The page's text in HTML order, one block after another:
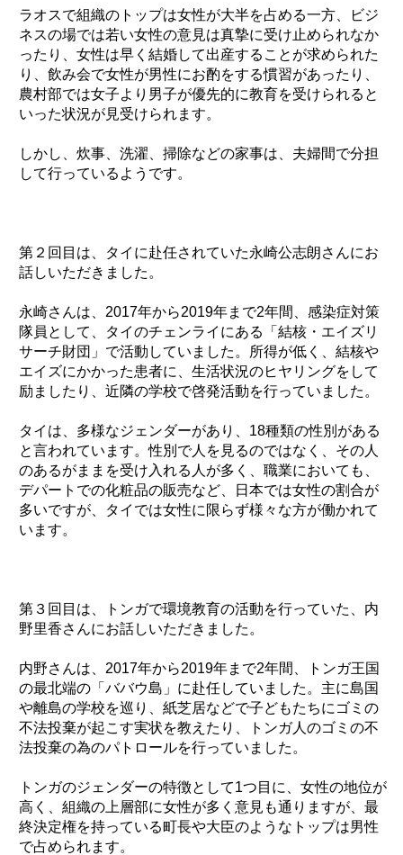
ラオスで組織のトップは女性が大半を占める一方、ビジ
ネスの場では若い女性の意見は真摯に受け止められなか
ったり、女性は早く結婚して出産することが求められた
り、飲み会で女性が男性にお酌をする慣習があったり、
農村部では女子より男子が優先的に教育を受けられると
いった状況が見受けられます。
しかし、炊事、洗濯、掃除などの家事は、夫婦間で分担
して行っているようです。
第２回目は、タイに赴任されていた永崎公志朗さんにお
話しいただきました。
永崎さんは、2017年から2019年まで2年間、感染症対策
隊員として、タイのチェンライにある「結核・エイズリ
サーチ財団」で活動していました。所得が低く、結核や
エイズにかかった患者に、生活状況のヒヤリングをして
励ましたり、近隣の学校で啓発活動を行っていました。
タイは、多様なジェンダーがあり、18種類の性別がある
と言われています。性別で人を見るのではなく、その人
のあるがままを受け入れる人が多く、職業においても、
デパートでの化粧品の販売など、日本では女性の割合が
多いですが、タイでは女性に限らず様々な方が働かれて
います。
第３回目は、トンガで環境教育の活動を行っていた、内
野里香さんにお話しいただきました。
内野さんは、2017年から2019年まで2年間、トンガ王国
の最北端の「ババウ島」に赴任していました。主に島国
や離島の学校を巡り、紙芝居などで子どもたちにゴミの
不法投棄が起こす実状を教えたり、トンガ人のゴミの不
法投棄の為のパトロールを行っていました。
トンガのジェンダーの特徴として1つ目に、女性の地位が
高く、組織の上層部に女性が多く意見も通りますが、最
終決定権を持っている町長や大臣のようなトップは男性
で占められます。